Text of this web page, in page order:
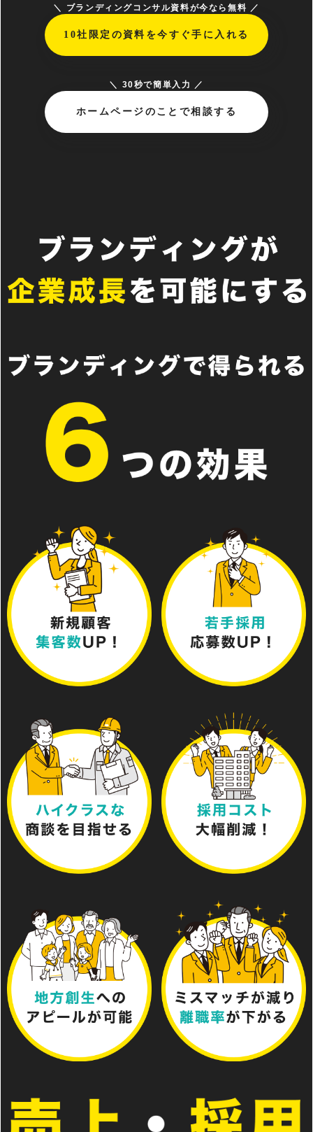
＼ ブランディングコンサル資料が今なら無料 ／
10社限定の資料を今すぐ手に入れる
＼ 30秒で簡単入力 ／
ホームページのことで相談する